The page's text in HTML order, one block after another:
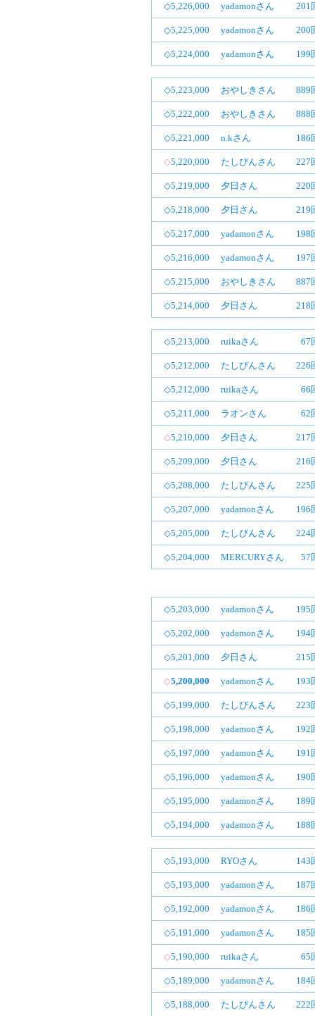
◇5,226,000 yadamonさん 201
◇5,225,000 yadamonさん 200
◇5,224,000 yadamonさん 199
◇5,223,000 おやしきさん 889
◇5,222,000 おやしきさん 888
◇5,221,000 n.kさん 186
◇5,220,000 たしぴんさん 227
◇5,219,000 夕日さん 220
◇5,218,000 夕日さん 219
◇5,217,000 yadamonさん 198
◇5,216,000 yadamonさん 197
◇5,215,000 おやしきさん 887
◇5,214,000 夕日さん 218
◇5,213,000 ruikaさん 67
◇5,212,000 たしぴんさん 226
◇5,212,000 ruikaさん 66
◇5,211,000 ラオンさん 62
◇5,210,000 夕日さん 217
◇5,209,000 夕日さん 216
◇5,208,000 たしぴんさん 225
◇5,207,000 yadamonさん 196
◇5,205,000 たしぴんさん 224
◇5,204,000 MERCURYさん 57
◇5,203,000 yadamonさん 195
◇5,202,000 yadamonさん 194
◇5,201,000 夕日さん 215
◇5,200,000 yadamonさん 193
◇5,199,000 たしぴんさん 223
◇5,198,000 yadamonさん 192
◇5,197,000 yadamonさん 191
◇5,196,000 yadamonさん 190
◇5,195,000 yadamonさん 189
◇5,194,000 yadamonさん 188
◇5,193,000 RYOさん 143
◇5,193,000 yadamonさん 187
◇5,192,000 yadamonさん 186
◇5,191,000 yadamonさん 185
◇5,190,000 ruikaさん 65
◇5,189,000 yadamonさん 184
◇5,188,000 たしぴんさん 222